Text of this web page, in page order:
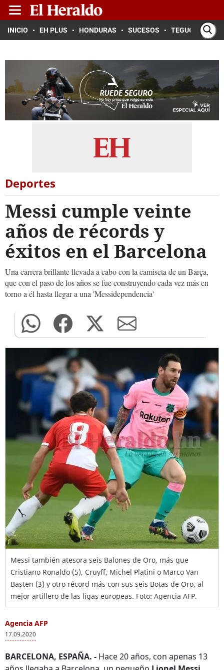
INICIO EH PLUS HONDURAS SUCESOS TEGUCIGALPA
Deportes
Messi cumple veinte
años de récords y
éxitos en el Barcelona
Una carrera brillante llevada a cabo con la camiseta de un Barça,
que con el paso de los años se fue construyendo cada vez más en
torno a él hasta llegar a una 'Messidependencia'
Messi también atesora seis Balones de Oro, más que
Cristiano Ronaldo (5), Cruyff, Michel Platini o Marco Van
Basten (3) y otro récord más con sus seis Botas de Oro, al
mejor artillero de las ligas europeas. Foto: Agencia AFP.
Agencia AFP
17.09.2020
BARCELONA, ESPAÑA. - Hace 20 años, con apenas 13